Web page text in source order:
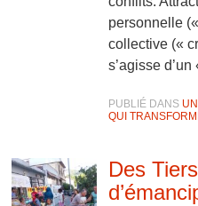
personnelle
collective («
s’agisse
PUBLIÉ DANS
QUI
Des